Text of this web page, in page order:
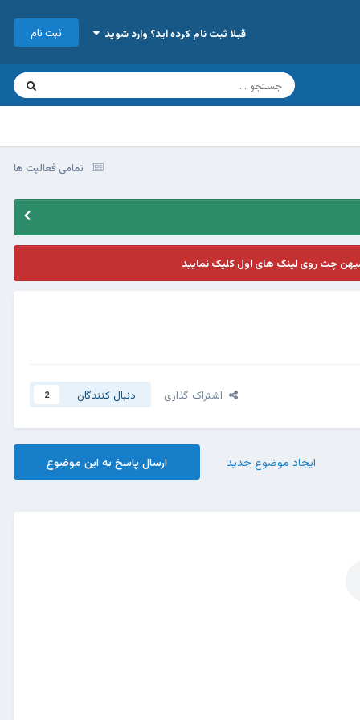
قبلا ثبت نام کرده اید؟ وارد شوید ثبت نام
تمامی فعالیت ها
چت روی لینک های اول کلیک نمایید
اشتراک گذاری دنبال کنندگان 2
ارسال پاسخ به این موضوع ایجاد موضوع جدید